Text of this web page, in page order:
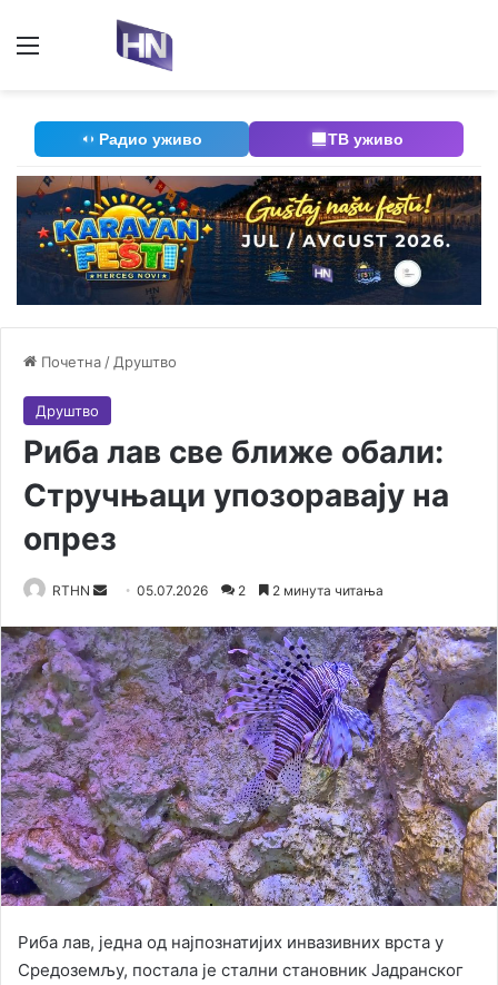
Радио уживо ТВ уживо
Почетна / Друштво
Друштво
Риба лав све ближе обали:
Стручњаци упозоравају на
опрез
RTHN
n
d
a
n
e
m
a
i
l
05.07.2026 2 2 минута читања
Риба лав, једна од најпознатијих инвазивних врста у
Средоземљу, постала је стални становник Јадранског